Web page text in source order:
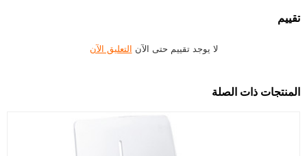
تقييم
لا يوجد تقييم حتى الآن التعليق الآن
المنتجات ذات الصلة